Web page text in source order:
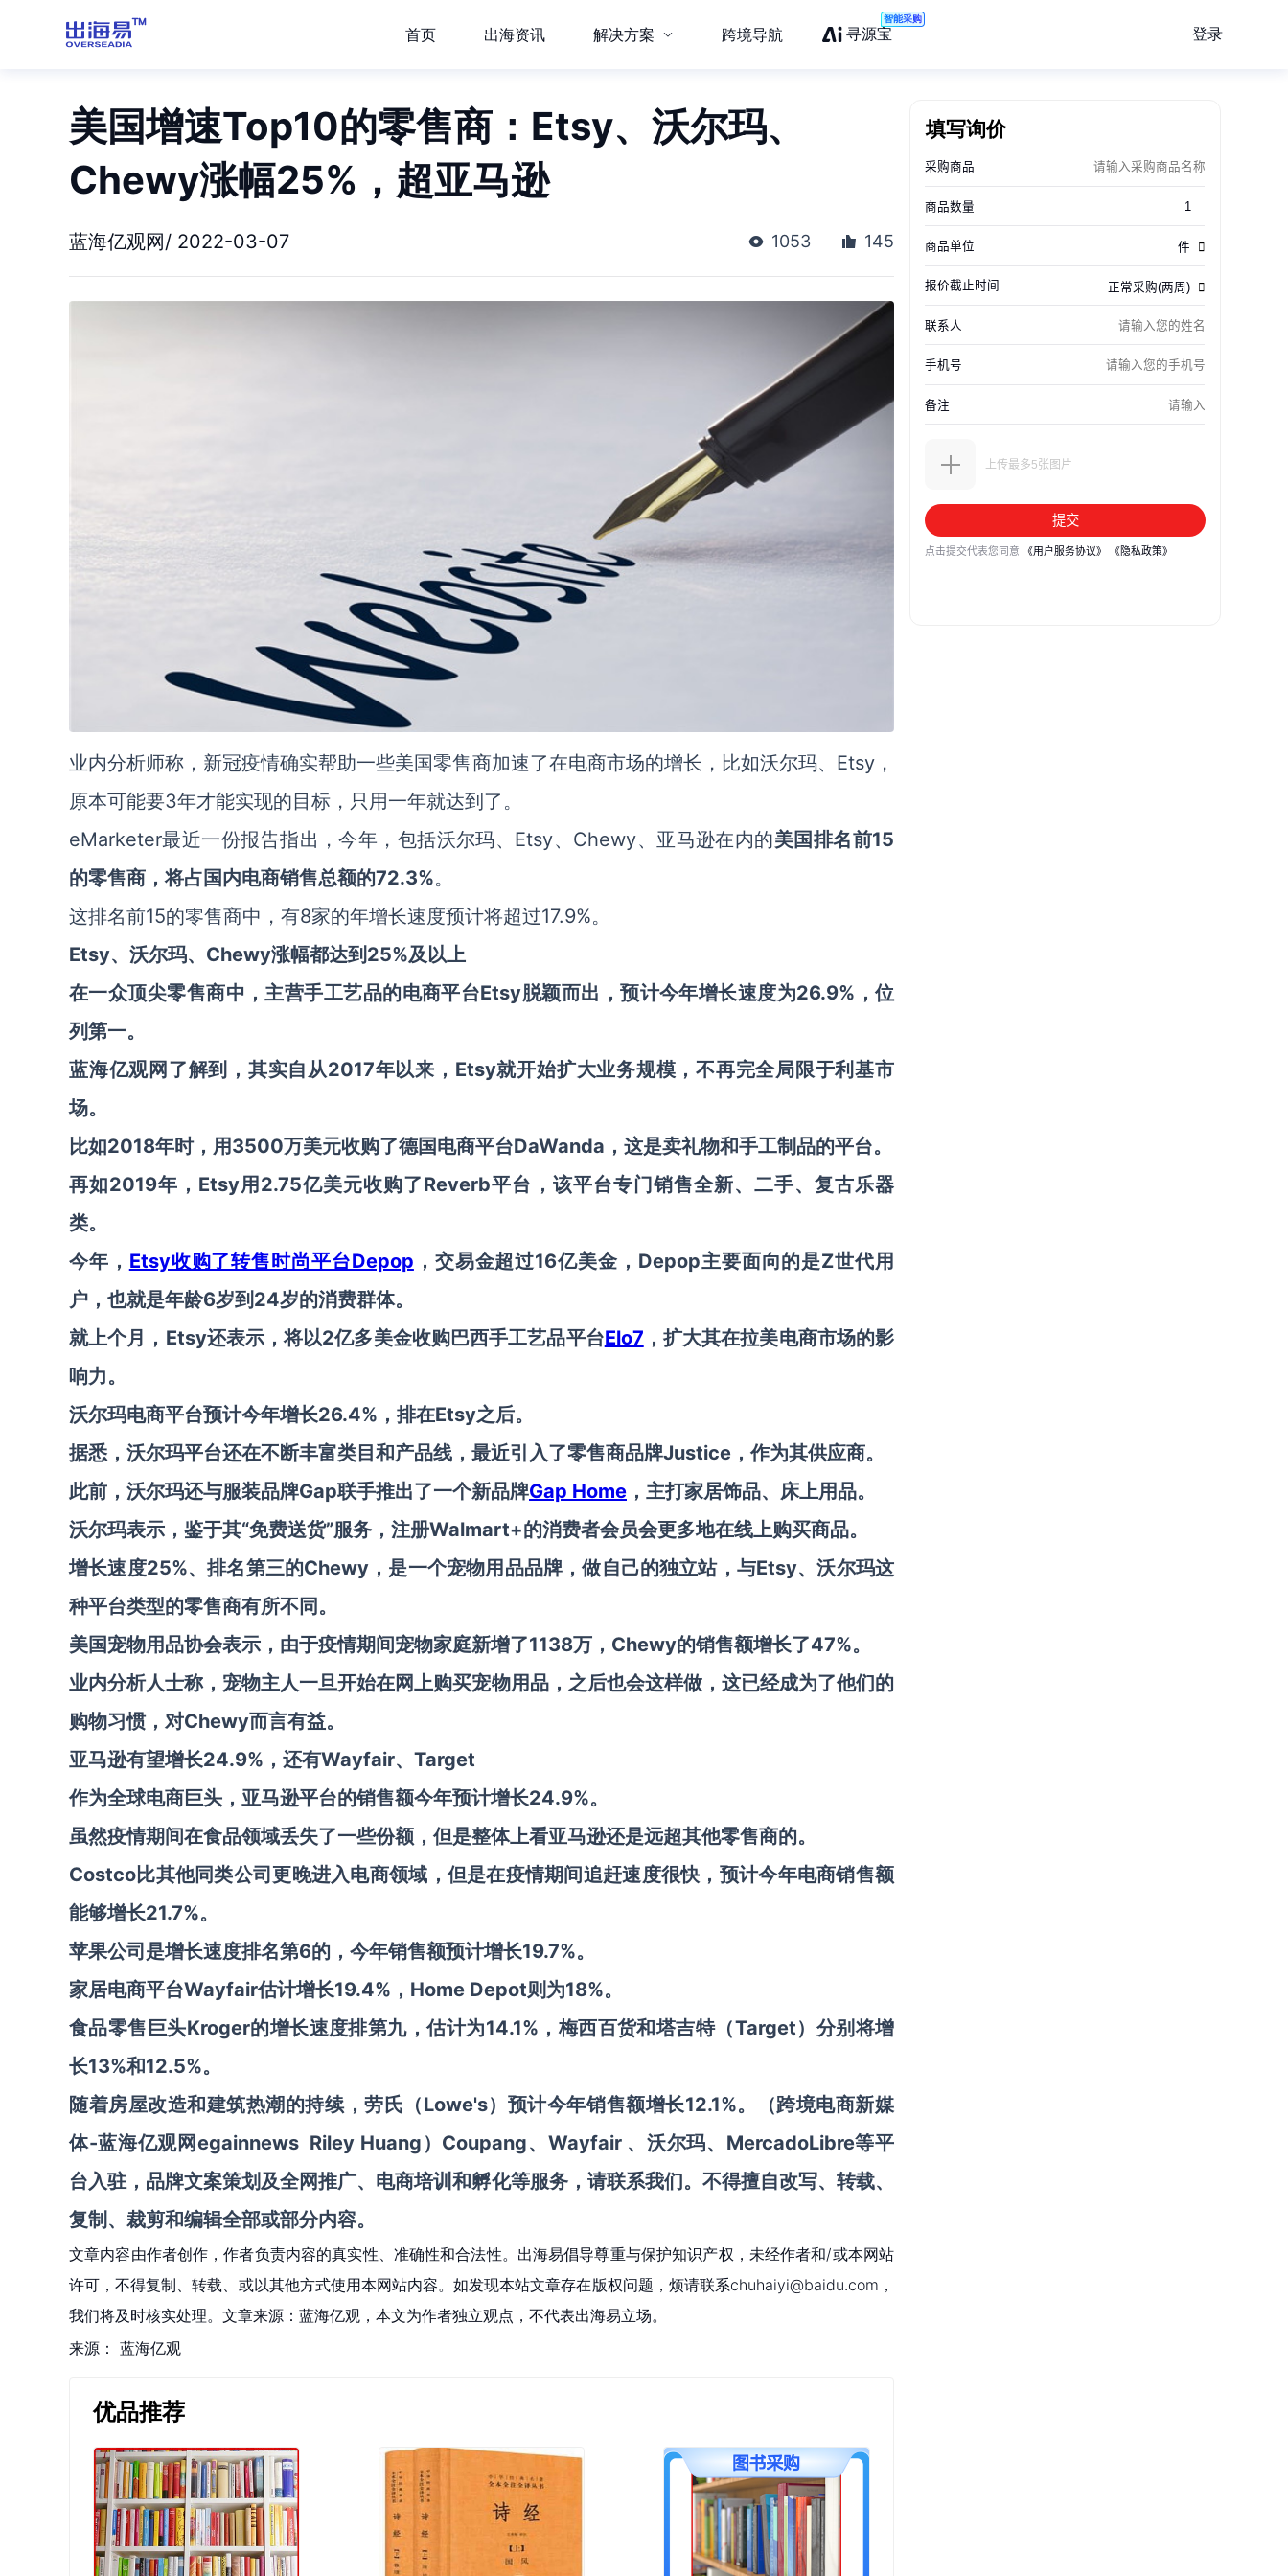
首页 出海资讯 解决方案 跨境导航 寻源宝
智能采购
登录
美国增速Top10的零售商：Etsy、沃尔玛、
Chewy涨幅25%，超亚马逊
蓝海亿观网/ 2022-03-07 1053 145
业内分析师称，新冠疫情确实帮助一些美国零售商加速了在电商市场的增长，比如沃尔玛、Etsy，
原本可能要3年才能实现的目标，只用一年就达到了。
eMarketer最近一份报告指出，今年，包括沃尔玛、Etsy、Chewy、亚马逊在内的美国排名前15
的零售商，将占国内电商销售总额的72.3%。
这排名前15的零售商中，有8家的年增长速度预计将超过17.9%。
Etsy、沃尔玛、Chewy涨幅都达到25%及以上
在一众顶尖零售商中，主营手工艺品的电商平台Etsy脱颖而出，预计今年增长速度为26.9%，位
列第一。
蓝海亿观网了解到，其实自从2017年以来，Etsy就开始扩大业务规模，不再完全局限于利基市
场。
比如2018年时，用3500万美元收购了德国电商平台DaWanda，这是卖礼物和手工制品的平台。
再如2019年，Etsy用2.75亿美元收购了Reverb平台，该平台专门销售全新、二手、复古乐器
类。
今年， Etsy收购了转售时尚平台Depop ，交易金超过16亿美金，Depop主要面向的是Z世代用
户，也就是年龄6岁到24岁的消费群体。
就上个月，Etsy还表示，将以2亿多美金收购巴西手工艺品平台Elo7 ，扩大其在拉美电商市场的影
响力。
沃尔玛电商平台预计今年增长26.4% ，排在Etsy之后。
据悉，沃尔玛平台还在不断丰富类目和产品线，最近引入了零售商品牌Justice，作为其供应商。
此前，沃尔玛还与服装品牌Gap联手推出了一个新品牌Gap Home ，主打家居饰品、床上用品。
沃尔玛表示，鉴于其“免费送货”服务，注册Walmart+的消费者会员会更多地在线上购买商品。
增长速度25%、排名第三的Chewy，是一个宠物用品品牌，做自己的独立站，与Etsy、沃尔玛这
种平台类型的零售商有所不同。
美国宠物用品协会表示，由于疫情期间宠物家庭新增了1138万 ，Chewy的销售额增长了47%。
业内分析人士称，宠物主人一旦开始在网上购买宠物用品，之后也会这样做，这已经成为了他们的
购物习惯，对Chewy而言有益。
亚马逊有望增长24.9%，还有Wayfair、Target
作为全球电商巨头，亚马逊平台的销售额今年预计增长24.9%。
虽然疫情期间在食品领域丢失了一些份额，但是整体上看亚马逊还是远超其他零售商的。
Costco比其他同类公司更晚进入电商领域，但是在疫情期间追赶速度很快，预计今年电商销售额
能够增长21.7%。
苹果公司是增长速度排名第6的，今年销售额预计增长19.7%。
家居电商平台Wayfair估计增长19.4%，Home Depot则为18%。
食品零售巨头Kroger的增长速度排第九，估计为14.1%，梅西百货和塔吉特（Target）分别将增
长13%和12.5%。
随着房屋改造和建筑热潮的持续，劳氏（Lowe's）预计今年销售额增长12.1%。（跨境电商新媒
体-蓝海亿观网egainnews Riley Huang） Coupang、Wayfair 、沃尔玛、MercadoLibre等平
台入驻，品牌文案策划及全网推广、电商培训和孵化等服务，请联系我们。不得擅自改写、转载、
复制、裁剪和编辑全部或部分内容。
文章内容由作者创作，作者负责内容的真实性、准确性和合法性。出海易倡导尊重与保护知识产权，未经作者和/或本网站
许可，不得复制、转载、或以其他方式使用本网站内容。如发现本站文章存在版权问题，烦请联系chuhaiyi@baidu.com，
我们将及时核实处理。文章来源：蓝海亿观，本文为作者独立观点，不代表出海易立场。
来源： 蓝海亿观
优品推荐
填写询价